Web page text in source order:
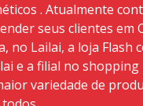
. Atualmente
seus clientes em
no Lailai, a loja Flash
e a filial no shopping
variedade de